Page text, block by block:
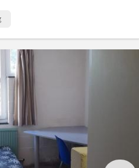
Wallons donnant sur le parking
côté avenue de l'Espinette
10 avec 4 salles de douches et
et ce jusqu'au 10 septembre